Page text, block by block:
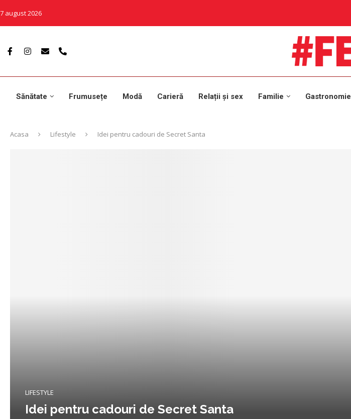
7 august 2026
Sănătate Frumusețe Modă Carieră Relații și sex Familie Gastronomie
Acasa Lifestyle Idei pentru cadouri de Secret Santa
LIFESTYLE
Idei pentru cadouri de Secret Santa